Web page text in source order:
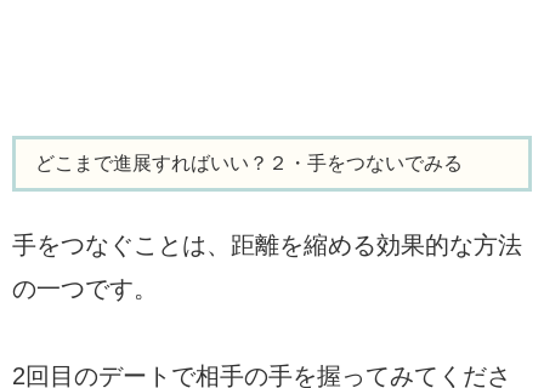
どこまで進展すればいい？２・手をつないでみる
手をつなぐことは、距離を縮める効果的な方法
の一つです。
2回目のデートで相手の手を握ってみてくださ